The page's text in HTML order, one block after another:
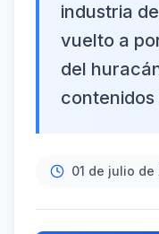
industria
vuelto a
del
01 de julio de